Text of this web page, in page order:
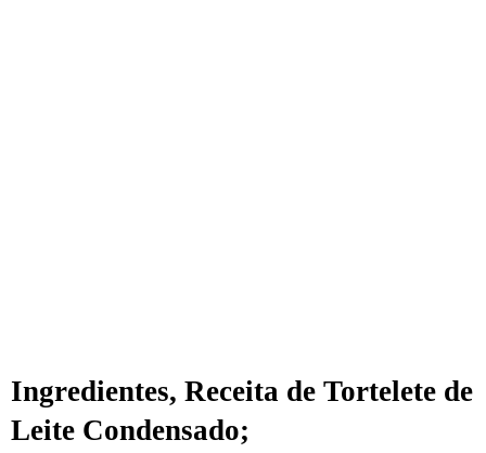
Ingredientes, Receita de Tortelete de
Leite Condensado;